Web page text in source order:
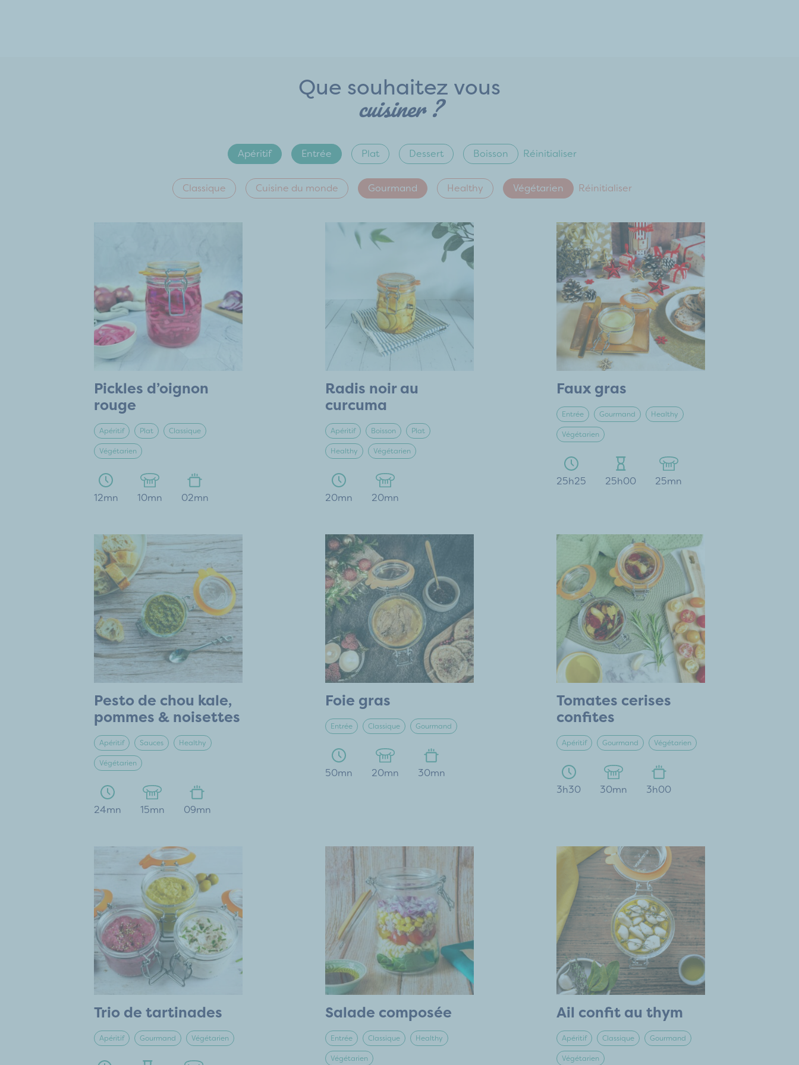
Que souhaitez vous
cuisiner ?
Apéritif Entrée Plat Dessert Boisson Réinitialiser
Classique Cuisine du monde Gourmand Healthy Végétarien Réinitialiser
Pickles d’oignon
rouge
Apéritif Plat Classique
Végétarien
12mn 10mn 02mn
Radis noir au
curcuma
Apéritif Boisson Plat
Healthy Végétarien
20mn 20mn
Faux gras
Entrée Gourmand Healthy
Végétarien
25h25 25h00 25mn
Pesto de chou kale,
pommes & noisettes
Apéritif Sauces Healthy
Végétarien
24mn 15mn 09mn
Foie gras
Entrée Classique Gourmand
50mn 20mn 30mn
Tomates cerises
confites
Apéritif Gourmand Végétarien
3h30 30mn 3h00
Trio de tartinades
Apéritif Gourmand Végétarien
Salade composée
Entrée Classique Healthy
Végétarien
Ail confit au thym
Apéritif Classique Gourmand
Végétarien